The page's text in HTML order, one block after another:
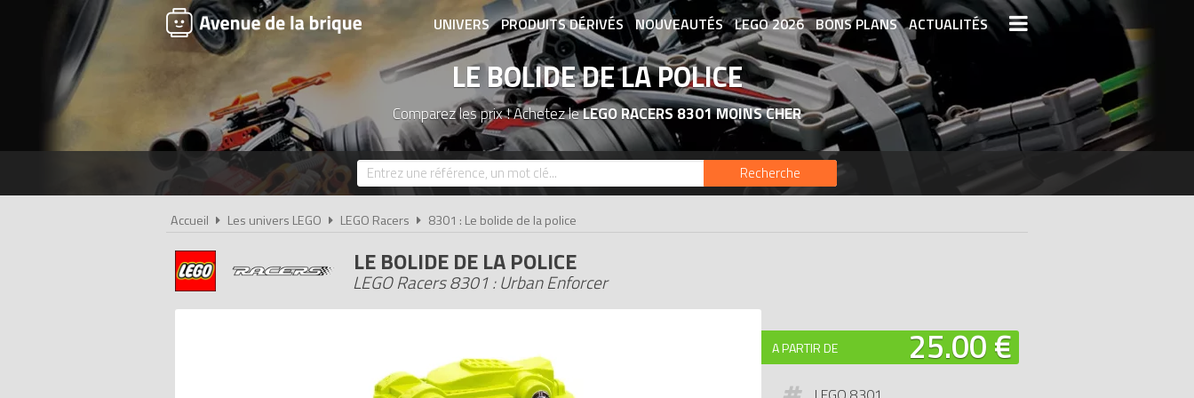
UNIVERS PRODUITS DÉRIVÉS NOUVEAUTÉS LEGO 2026 BONS PLANS ACTUALITÉS
ASSOCIATIONS DE FANS EXPOSITIONS LEGO LEGO LES PLUS CHERS
DERNIERS LEGO AJOUTÉS
LE BOLIDE DE LA POLICE
Comparez les prix ! Achetez leLEGO RACERS 8301 MOINS CHER
Recherche
Accueil Les univers LEGO LEGO Racers 8301 : Le bolide de la police
LE BOLIDE DE LA POLICE
LEGO Racers 8301 : Urban Enforcer
A PARTIR DE 25.00 €